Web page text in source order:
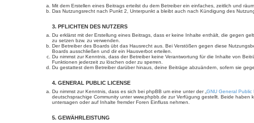
Mit dem Erstellen eines Beitrags erteilst du dem Betreiber ein einfaches, zeitlich und
Das Nutzungsrecht nach Punkt 2, Unterpunkt a bleibt auch nach Kündigung des
3. PFLICHTEN DES NUTZERS
Du erklärst mit der Erstellung eines Beitrags, dass er keine Inhalte enthält, die gegen
zu setzen bzw. zu verwenden.
Der Betreiber des Boards übt das Hausrecht aus. Bei Verstößen gegen diese
Boards ausschließen und dir ein Hausverbot erteilen.
Du nimmst zur Kenntnis, dass der Betreiber keine Verantwortung für die Inhalte von
Funktionen jederzeit zu löschen oder zu sperren.
Du gestattest dem Betreiber darüber hinaus, deine Beiträge abzuändern, sofern sie
4. GENERAL PUBLIC LICENSE
Du nimmst zur Kenntnis, dass es sich bei phpBB um eine unter der „ GNU General Public
deutschsprachige Community unter www.phpbb.de zur Verfügung gestellt. Beide
untersagen oder auf Inhalte fremder Foren Einfluss nehmen.
5. GEWÄHRLEISTUNG